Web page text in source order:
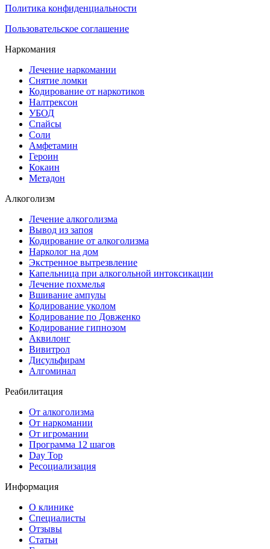
Политика конфиденциальности
Пользовательское соглашение
Наркомания
Лечение наркомании
Снятие ломки
Кодирование от наркотиков
Налтрексон
УБОД
Спайсы
Соли
Амфетамин
Героин
Кокаин
Метадон
Алкоголизм
Лечение алкоголизма
Вывод из запоя
Кодирование от алкоголизма
Нарколог на дом
Экстренное вытрезвление
Капельница при алкогольной интоксикации
Лечение похмелья
Вшивание ампулы
Кодирование уколом
Кодирование по Довженко
Кодирование гипнозом
Аквилонг
Вивитрол
Дисульфирам
Алгоминал
Реабилитация
От алкоголизма
От наркомании
От игромании
Программа 12 шагов
Day Top
Ресоциализация
Информация
О клинике
Специалисты
Отзывы
Cтатьи